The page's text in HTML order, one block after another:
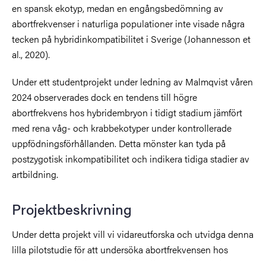
en spansk ekotyp, medan en engångsbedömning av
abortfrekvenser i naturliga populationer inte visade några
tecken på hybridinkompatibilitet i Sverige (Johannesson et
al., 2020).
Under ett studentprojekt under ledning av Malmqvist våren
2024 observerades dock en tendens till högre
abortfrekvens hos hybridembryon i tidigt stadium jämfört
med rena våg- och krabbekotyper under kontrollerade
uppfödningsförhållanden. Detta mönster kan tyda på
postzygotisk inkompatibilitet och indikera tidiga stadier av
artbildning.
Projektbeskrivning
Under detta projekt vill vi vidareutforska och utvidga denna
lilla pilotstudie för att undersöka abortfrekvensen hos